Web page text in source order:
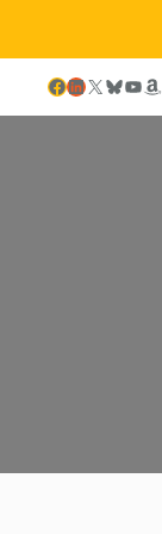
Facebook LinkedIn X Bluesky YouTube Amazon